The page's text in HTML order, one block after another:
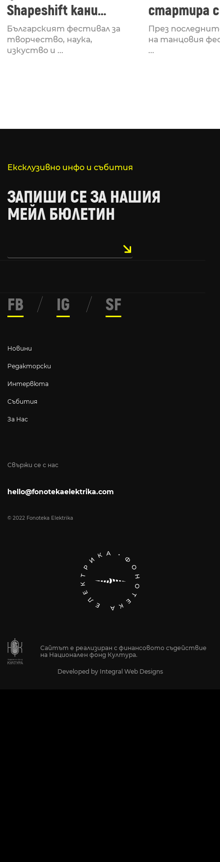
Shapeshift кани
Fabrizio Mammarella
за откриването си
Българският фестивал за
творчество, наука,
изкуство и ...
стартира
Lucid,
рейв
През
на танцовия
...
Ексклузивно инфо и събития
ЗАПИШИ СЕ ЗА НАШИЯ
МЕЙЛ БЮЛЕТИН
Свържи се с нас
hello@fonotekaelektrika.com
© 2022 Fonoteka Elektrika
Новини
Редакторски
Интервюта
Събития
За Нас
FB / IG / SF
Сайтът е реализиран с финансовото съдействие
на Национален фонд Култура.
Developed by Integral Web Designs